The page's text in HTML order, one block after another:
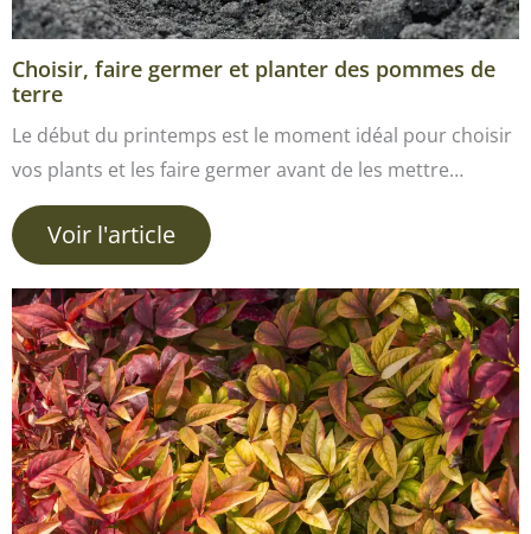
Choisir, faire germer et planter des pommes de
terre
Le début du printemps est le moment idéal pour choisir
vos plants et les faire germer avant de les mettre…
Voir l'article